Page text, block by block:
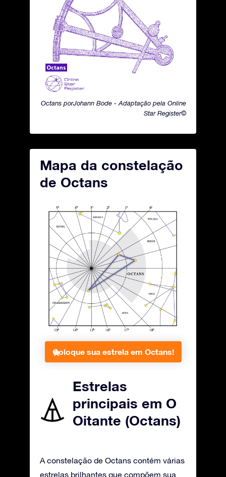
Octans porJohann Bode - Adaptação pela Online
Star Register©
Mapa da constelação
de Octans
Coloque sua estrela em Octans!
Estrelas
principais em O
Oitante (Octans)
A constelação de Octans contém várias
estrelas brilhantes que compõem sua